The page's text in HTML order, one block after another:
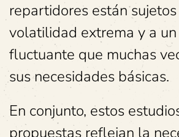
repartidores están
volatilidad extrema y a
fluctuante que muchas
sus necesidades básicas.
En conjunto, estos
propuestas reflejan la